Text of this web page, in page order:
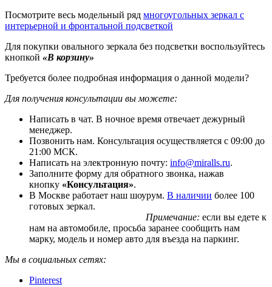
Посмотрите весь модельный ряд многоугольных зеркал с
интерьерной и фронтальной подсветкой
Для покупки овального зеркала без подсветки воспользуйтесь
кнопкой «В корзину»
Требуется более подробная информация о данной модели?
Для получения консультации вы можете:
Написать в чат. В ночное время отвечает дежурный
менеджер.
Позвонить нам. Консультация осуществляется с 09:00 до
21:00 МСК.
Написать на электронную почту: info@miralls.ru.
Заполните форму для обратного звонка, нажав
кнопку «Консультация».
В Москве работает наш шоурум. В наличии более 100
готовых зеркал.
Примечание: если вы едете к
нам на автомобиле, просьба заранее сообщить нам
марку, модель и номер авто для въезда на паркинг.
Мы в социальных сетях:
Pinterest